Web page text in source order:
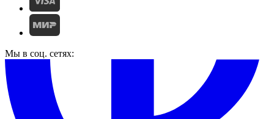
Мы в соц. сетях: